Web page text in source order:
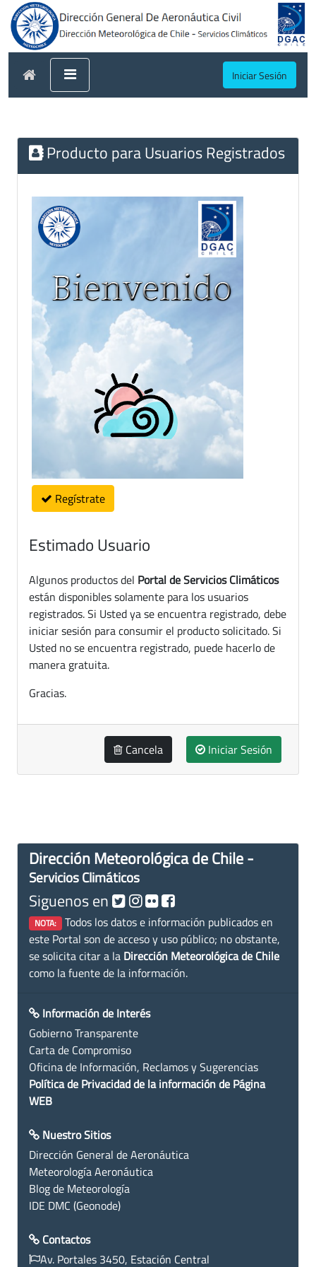
Iniciar Sesión
Producto para Usuarios Registrados
Regístrate
Estimado Usuario
Algunos productos del Portal de Servicios Climáticos
están disponibles solamente para los usuarios
registrados. Si Usted ya se encuentra registrado, debe
iniciar sesión para consumir el producto solicitado. Si
Usted no se encuentra registrado, puede hacerlo de
manera gratuita.
Gracias.
Cancela Iniciar Sesión
Dirección Meteorológica de Chile -
Servicios Climáticos
Siguenos en
NOTA: Todos los datos e información publicados en
este Portal son de acceso y uso público; no obstante,
se solicita citar a la Dirección Meteorológica de Chile
como la fuente de la información.
Información de Interés
Gobierno Transparente
Carta de Compromiso
Oficina de Información, Reclamos y Sugerencias
Política de Privacidad de la información de Página
WEB
Nuestro Sitios
Dirección General de Aeronáutica
Meteorología Aeronáutica
Blog de Meteorología
IDE DMC (Geonode)
Contactos
Av. Portales 3450, Estación Central